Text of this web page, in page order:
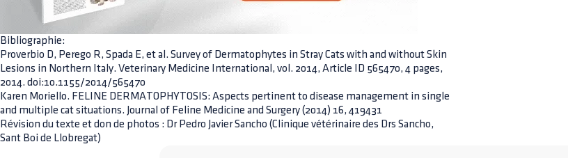
Bibliographie:
Proverbio D, Perego R, Spada E, et al. Survey of Dermatophytes in Stray Cats with and without Skin
Lesions in Northern Italy. Veterinary Medicine International, vol. 2014, Article ID 565470, 4 pages,
2014. doi:10.1155/2014/565470
Karen Moriello. FELINE DERMATOPHYTOSIS: Aspects pertinent to disease management in single
and multiple cat situations. Journal of Feline Medicine and Surgery (2014) 16, 419431
Révision du texte et don de photos : Dr Pedro Javier Sancho (Clinique vétérinaire des Drs Sancho,
Sant Boi de Llobregat)